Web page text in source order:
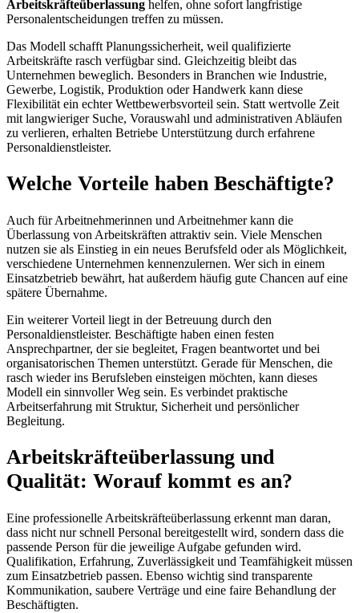
Arbeitskräfteüberlassung helfen, ohne sofort langfristige
Personalentscheidungen treffen zu müssen.
Das Modell schafft Planungssicherheit, weil qualifizierte
Arbeitskräfte rasch verfügbar sind. Gleichzeitig bleibt das
Unternehmen beweglich. Besonders in Branchen wie Industrie,
Gewerbe, Logistik, Produktion oder Handwerk kann diese
Flexibilität ein echter Wettbewerbsvorteil sein. Statt wertvolle Zeit
mit langwieriger Suche, Vorauswahl und administrativen Abläufen
zu verlieren, erhalten Betriebe Unterstützung durch erfahrene
Personaldienstleister.
Welche Vorteile haben Beschäftigte?
Auch für Arbeitnehmerinnen und Arbeitnehmer kann die
Überlassung von Arbeitskräften attraktiv sein. Viele Menschen
nutzen sie als Einstieg in ein neues Berufsfeld oder als Möglichkeit,
verschiedene Unternehmen kennenzulernen. Wer sich in einem
Einsatzbetrieb bewährt, hat außerdem häufig gute Chancen auf eine
spätere Übernahme.
Ein weiterer Vorteil liegt in der Betreuung durch den
Personaldienstleister. Beschäftigte haben einen festen
Ansprechpartner, der sie begleitet, Fragen beantwortet und bei
organisatorischen Themen unterstützt. Gerade für Menschen, die
rasch wieder ins Berufsleben einsteigen möchten, kann dieses
Modell ein sinnvoller Weg sein. Es verbindet praktische
Arbeitserfahrung mit Struktur, Sicherheit und persönlicher
Begleitung.
Arbeitskräfteüberlassung und
Qualität: Worauf kommt es an?
Eine professionelle Arbeitskräfteüberlassung erkennt man daran,
dass nicht nur schnell Personal bereitgestellt wird, sondern dass die
passende Person für die jeweilige Aufgabe gefunden wird.
Qualifikation, Erfahrung, Zuverlässigkeit und Teamfähigkeit müssen
zum Einsatzbetrieb passen. Ebenso wichtig sind transparente
Kommunikation, saubere Verträge und eine faire Behandlung der
Beschäftigten.